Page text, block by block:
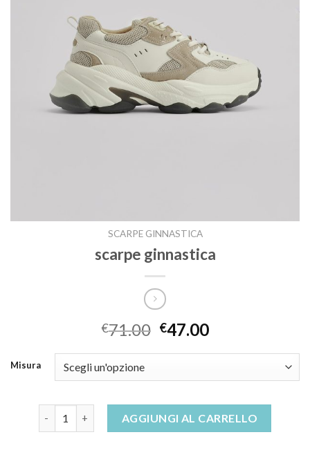
SCARPE GINNASTICA
scarpe ginnastica
€71.00 €47.00
Misura
AGGIUNGI AL CARRELLO